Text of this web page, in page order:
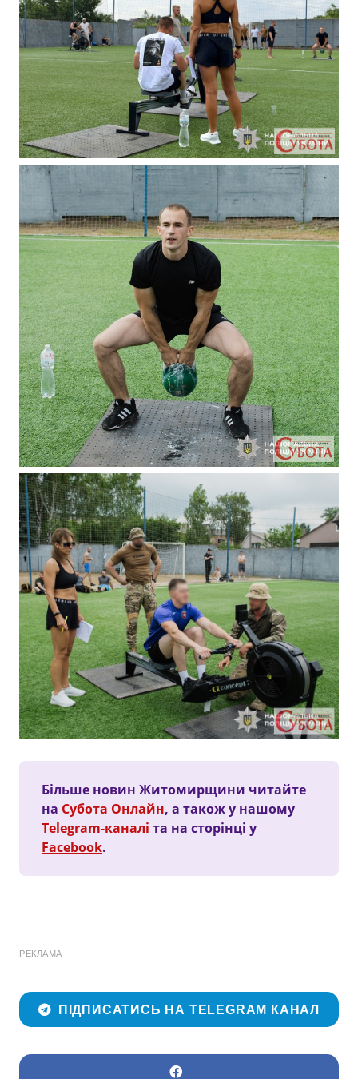
Більше новин Житомирщини читайте
на Субота Онлайн, а також у нашому
Telegram-каналі та на сторінці у
Facebook.
РЕКЛАМА
ПІДПИСАТИСЬ НА TELEGRAM КАНАЛ